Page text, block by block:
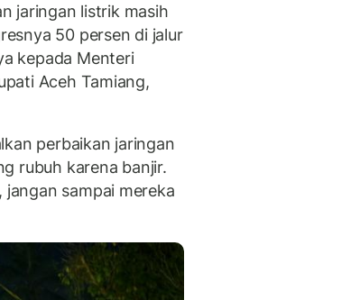
jaringan listrik masih
50 persen di jalur
kepada Menteri
Aceh Tamiang,
perbaikan jaringan
rubuh karena banjir.
sampai mereka